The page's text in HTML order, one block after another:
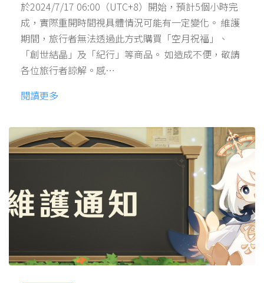
於2024/7/17 06:00（UTC+8）開始，預計5個小時完
成，實際重開時間視具體情況可能有一定變化。 維護
期間，旅行者無法透過此方式購買「空月祝福」、
「創世結晶」及「紀行」等商品。 如造成不便，敬請
各位旅行者諒解。感…
閱讀更多